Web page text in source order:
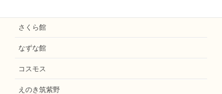
さくら館
なずな館
コスモス
えのき筑紫野